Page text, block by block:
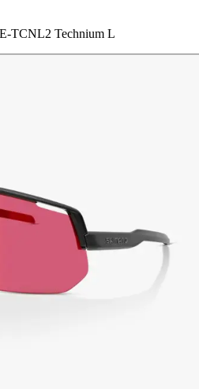
TCNL2 Technium L